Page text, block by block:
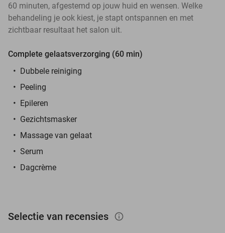
60 minuten, afgestemd op jouw huid en wensen. Welke
behandeling je ook kiest, je stapt ontspannen en met
zichtbaar resultaat het salon uit.
Complete gelaatsverzorging (60 min)
Dubbele reiniging
Peeling
Epileren
Gezichtsmasker
Massage van gelaat
Serum
Dagcrème
Selectie van recensies info_outlined